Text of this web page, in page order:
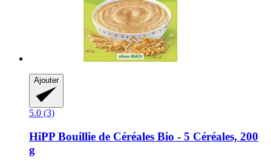
Ajouter
5.0 (3)
HiPP Bouillie de Céréales Bio -​ 5 Céréales, 200
g